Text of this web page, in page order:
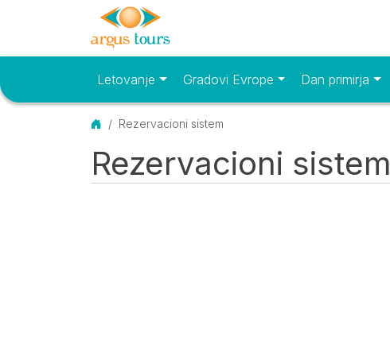
Osnovni meniLetovanje Gradovi Evrope Dan primirja
Početna
Rezervacioni sistem
Rezervacioni sistem